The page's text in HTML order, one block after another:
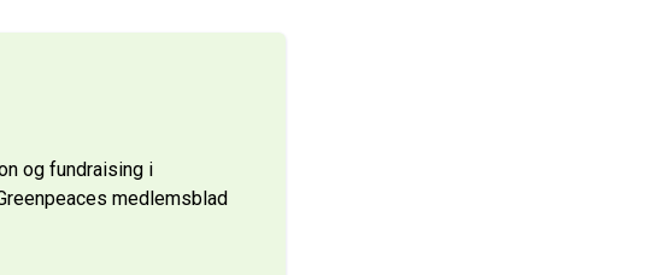
og fundraising i
medlemsblad